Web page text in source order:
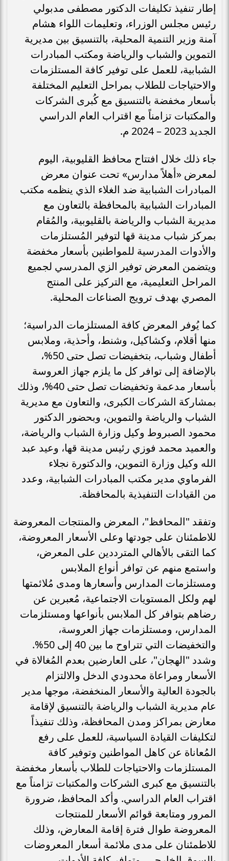
إطار تنفيذ تكليفات الدكتور مصطفى مدبولي
رئيس مجلس الوزراء، وتعليمات اللواء هشام
آمنة وزير التنمية المحلية، بالتنسيق بين مديرية
التموين والشباب والرياضة ومكتب المبادرات
الشبابية، للعمل على توفير كافة المستلزمات
والاحتياجات للطلاب بمراحل التعليم المختلفة
بأسعار مخفضة بالتنسيق مع كُبرى الشركات
والمكتبات تزامناً مع اقتراب العام الدراسي
الجديد 2023 – 2024 م.
جاء ذلك خلال افتتاح محافظ القليوبية، اليوم
لمعرض «أهلاً مدارس» تحت عنوان معرض
المبادرات الشبابية ضد الغلاء الذي ينظمه مكتب
المبادرات الشبابية بالمحافظة بالتعاون مع
مديرية الشباب والرياضة بالقليوبية، والمُقام
بمركز شباب مدينة قها لتوفير المُستلزمات
والأدوات المدرسية للمواطنين بأسعار مخفضة
ويتضمن المعرض توفير الزي المدرسي لجميع
المراحل التعليمية، مع التركيز على المنتج
المصري بهدف ترويج الصناعات المحلية.
كما يُوفر المعرض كافة المستلزمات الدراسية؛
منها أقلام، وكشاكيل، وشنط، وأحذية، وملابس
أطفال وشباب، بتخفيضات تصل حتى 50%،
بالإضافة إلى توافر كل ما يلزم جهاز العروسة
بأسعار مدعمة وتخفيضات تصل حتى 40%، وذلك
بمشاركة الشركات الكبرى، والتعاون مع مديرية
الشباب والرياضة والتموين، وبحضور الدكتور
محمود الصبروط وكيل وزارة الشباب والرياضة،
والعميد محمد فوزي رئيس مدينة قها، وعيد عبد
الله وكيل وزارة التموين، والدكتورة نجلاء
الفرماوي مدير مكتب المبادرات الشبابية، وعدد
من القيادات التنفيذية بالمحافظة.
وتفقد "المحافظ"، المعرض والمنتجات المعروضة
للاطمئنان على جودتها وعلى الأسعار المعروضة،
كما التقى بالأهالي المترددين على المعرض،
واستمع منهم عن توافر أنواع الملابس
ومستلزمات المدارس وأسعارها ومدى مُلائمتها
لهم ولكل المستويات الاجتماعية، مُعبرين عن
رضاهم بتوافر كل الملابس بأنواعها ومستلزمات
المدارس، ومستلزمات جهاز العروسة،
والتخفيضات التي تتراوح ما بين 40 إلى 50%.
وشدد "الهجان"، على العارضين بعدم المُغالاة في
الأسعار ومراعاة محدودي الدخل والالتزام
بالجودة العالية والأسعار المنخفضة، موجها مدير
عام مديرية الشباب والرياضة بالتنسيق لإقامة
معارض بمراكز ومدن المحافظة، وذلك تنفيذاً
لتكليفات القيادة السياسية، للعمل على رفع
المُعاناة عن كاهل المواطنين وتوفير كافة
المستلزمات والاحتياجات للطلاب بأسعار مخفضة
بالتنسيق مع كبرى الشركات والمكتبات تزامناً مع
اقتراب العام الدراسي. وأكد المحافظ، ضرورة
المرور ومتابعة قوائم الأسعار للمنتجات
المعروضة طوال فترة إقامة المعارض، وذلك
للاطمئنان على مدى ملائمة أسعار المعروضات